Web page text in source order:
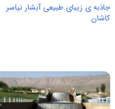
جاذبه ی زیبای طبیعی آبشار نیاسر
کاشان